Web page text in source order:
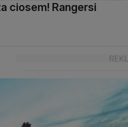
ciosem! Rangersi